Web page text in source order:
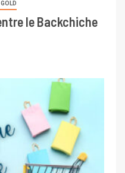
le Backchiche